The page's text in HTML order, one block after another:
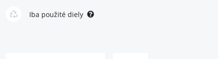
vozidlo po nehode? Nezabudnite sa pozrieť aj do kategórie
Iba použité diely